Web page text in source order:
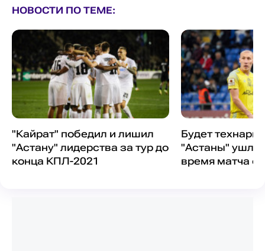
НОВОСТИ ПО ТЕМЕ:
"Кайрат" победил и лишил
"Астану" лидерства за тур до
конца КПЛ-2021
Будет
"Астаны" ушли
время матча с